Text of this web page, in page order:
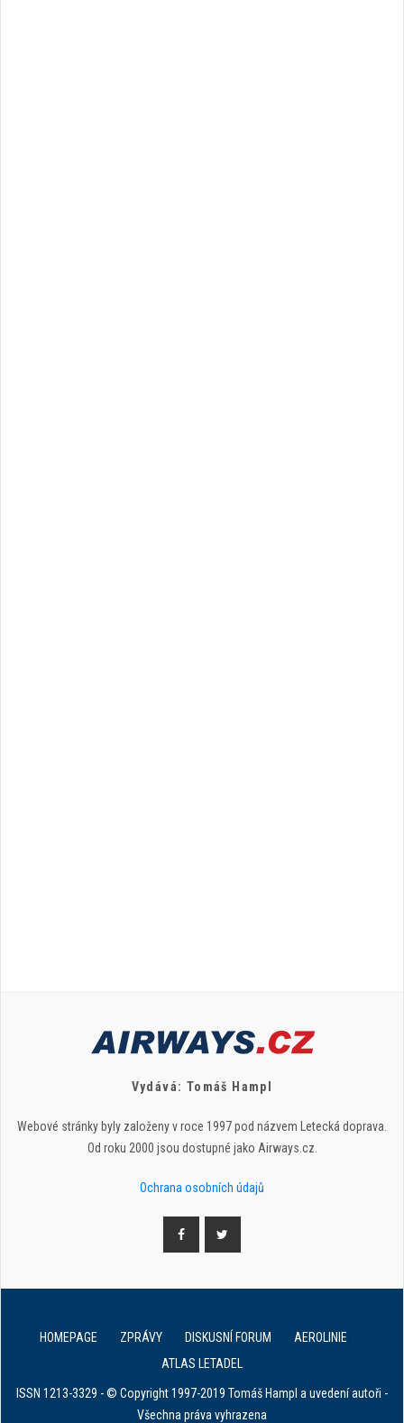
Vydává: Tomáš Hampl
Webové stránky byly založeny v roce 1997 pod názvem Letecká doprava.
Od roku 2000 jsou dostupné jako Airways.cz.
Ochrana osobních údajů
HOMEPAGE ZPRÁVY DISKUSNÍ FORUM
AEROLINIE
ATLAS LETADEL
ISSN 1213-3329 - © Copyright 1997-2019 Tomáš Hampl a uvedení autoři -
Všechna práva vyhrazena